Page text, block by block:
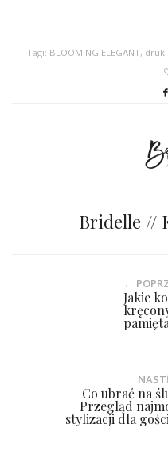
Tagi: BLOOMING ELEGANT, druk
Bridelle //
←
Jakie
Co ubrać na
Przegląd
stylizacji dla